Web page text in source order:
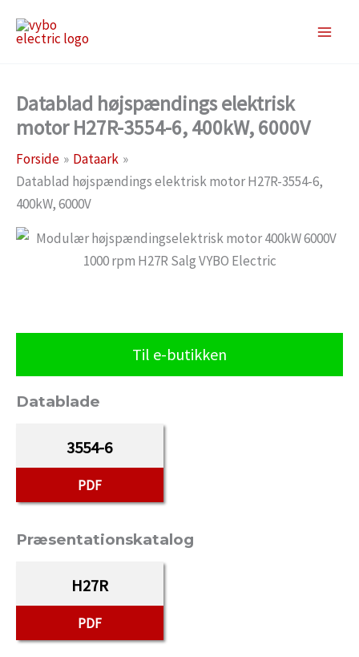
Datablad højspændings elektrisk
motor H27R-3554-6, 400kW, 6000V
Forside
Dataark
Datablad højspændings elektrisk motor H27R-3554-6,
400kW, 6000V
Til e-butikken
Datablade
3554-6
PDF
Præsentationskatalog
H27R
PDF